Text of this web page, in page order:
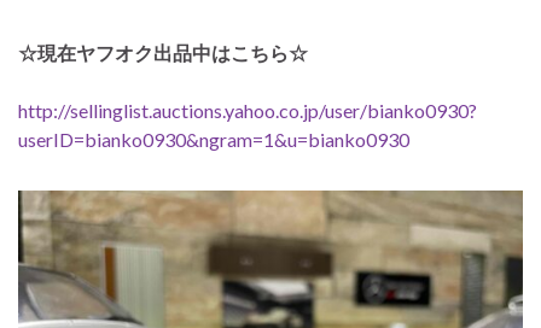
☆現在ヤフオク出品中はこちら☆
http://sellinglist.auctions.yahoo.co.jp/user/bianko0930?
userID=bianko0930&ngram=1&u=bianko0930